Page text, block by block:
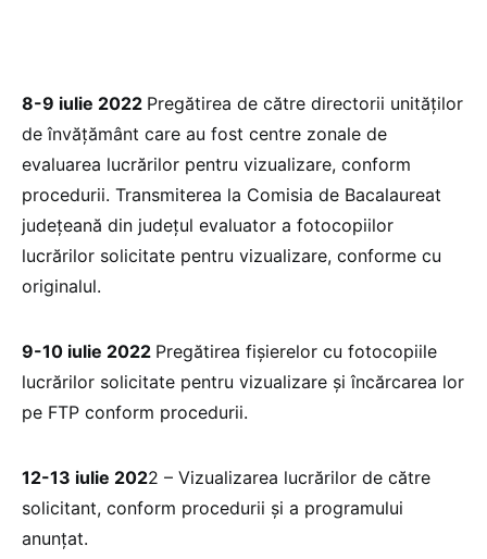
8-9 iulie 2022 Pregătirea de către directorii unităților
de învățământ care au fost centre zonale de
evaluarea lucrărilor pentru vizualizare, conform
procedurii. Transmiterea la Comisia de Bacalaureat
județeană din județul evaluator a fotocopiilor
lucrărilor solicitate pentru vizualizare, conforme cu
originalul.
9-10 iulie 2022 Pregătirea fișierelor cu fotocopiile
lucrărilor solicitate pentru vizualizare și încărcarea lor
pe FTP conform procedurii.
12-13 iulie 2022 – Vizualizarea lucrărilor de către
solicitant, conform procedurii și a programului
anunțat.